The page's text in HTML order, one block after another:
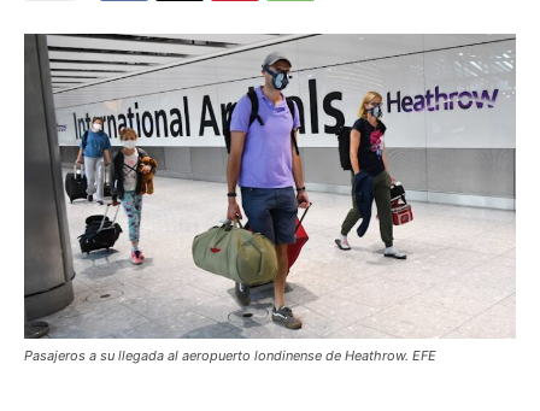
Pasajeros a su llegada al aeropuerto londinense de Heathrow. EFE